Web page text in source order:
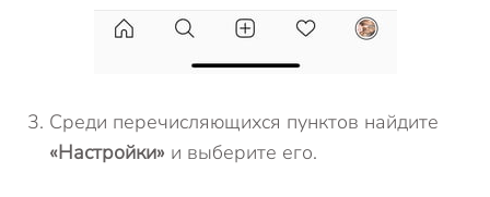
Среди перечисляющихся пунктов найдите
«Настройки» и выберите его.